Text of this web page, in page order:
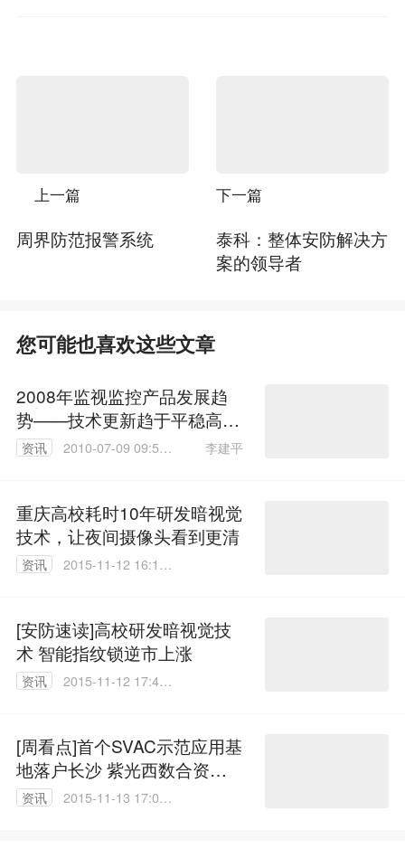
上一篇
周界防范报警系统
下一篇
泰科：整体安防解决方
案的领导者
您可能也喜欢这些文章
2008年监视监控产品发展趋
势——技术更新趋于平稳高清
革命精彩纷呈
资讯
2010-07-09 09:56:
李建平
重庆高校耗时10年研发暗视觉
技术，让夜间摄像头看到更清
资讯
2015-11-12 16:17:
[安防速读]高校研发暗视觉技
术 智能指纹锁逆市上涨
资讯
2015-11-12 17:49:
[周看点]首个SVAC示范应用基
地落户长沙 紫光西数合资新
公司
资讯
2015-11-13 17:09: